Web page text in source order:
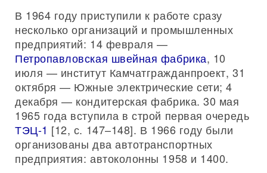
В 1964 году приступили к работе сразу
несколько организаций и промышленных
предприятий: 14 февраля —
Петропавловская швейная фабрика, 10
июля — институт Камчатгражданпроект, 31
октября — Южные электрические сети; 4
декабря — кондитерская фабрика. 30 мая
1965 года вступила в строй первая очередь
ТЭЦ-1 [12, с. 147–148]. В 1966 году были
организованы два автотранспортных
предприятия: автоколонны 1958 и 1400.